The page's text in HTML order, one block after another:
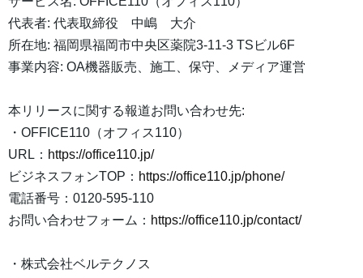
代表者: 代表取締役 中嶋 大介
所在地: 福岡県福岡市中央区薬院3-11-3 TSビル6F
事業内容: OA機器販売、施工、保守、メディア運営
本リリースに関する報道お問い合わせ先:
・OFFICE110（オフィス110）
URL： https://office110.jp/
ビジネスフォンTOP： https://office110.jp/phone/
電話番号：0120-595-110
お問い合わせフォーム： https://office110.jp/contact/
・株式会社ベルテクノス